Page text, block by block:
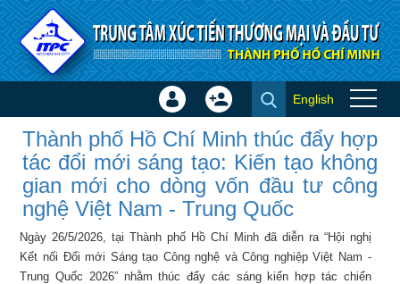
Truy cập nội dung luôn
Thành phố Hồ Chí Minh thúc
đẩy hợp tác đổi mới sáng tạo:
Kiến tạo không gian mới cho
dòng vốn đầu tư công nghệ
Việt Nam - Trung Quốc - Tin
ITPC
Đăng
Tạo
khoản
English
×
Thành phố Hồ Chí Minh thúc đẩy hợp
tác đổi mới sáng tạo: Kiến tạo không
gian mới cho dòng vốn đầu tư công
nghệ Việt Nam - Trung Quốc
Ngày 26/5/2026, tại Thành phố Hồ Chí Minh đã diễn ra “Hội nghị
Kết nối Đổi mới Sáng tạo Công nghệ và Công nghiệp Việt Nam -
Trung Quốc 2026” nhằm thúc đẩy các sáng kiến hợp tác chiến